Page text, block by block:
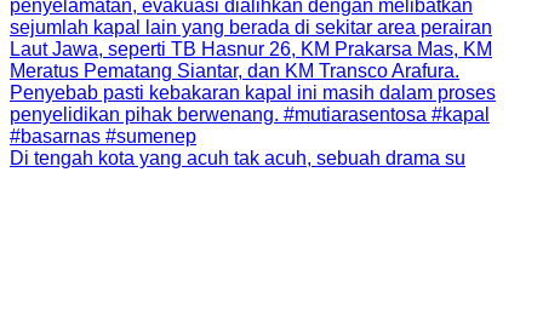
Di tengah kota yang acuh tak acuh, sebuah drama su